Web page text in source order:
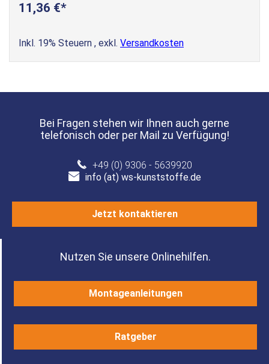
11,36 €
Inkl. 19% Steuern , exkl. Versandkosten
Bei Fragen stehen wir Ihnen auch gerne
telefonisch oder per Mail zu Verfügung!
+49 (0) 9306 - 5639920
info (at) ws-kunststoffe.de
Jetzt kontaktieren
Nutzen Sie unsere Onlinehilfen.
Montageanleitungen
Ratgeber